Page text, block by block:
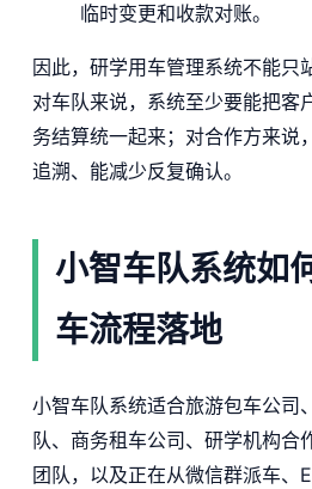
临时变更和收款对账。
因此，研学用车管理系统不能只
对车队来说，系统至少要能把客
务结算统一起来；对合作方来说
追溯、能减少反复确认。
小智车队系统如
车流程落地
小智车队系统适合旅游包车公司
队、商务租车公司、研学机构合
团队，以及正在从微信群派车、